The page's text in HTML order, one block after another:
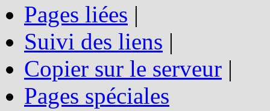
Pages liées |
Suivi des liens |
Copier sur le serveur |
Pages spéciales